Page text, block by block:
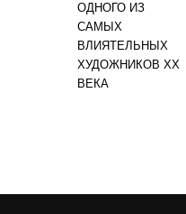
ОДНОГО ИЗ
САМЫХ
ВЛИЯТЕЛЬНЫХ
ХУДОЖНИКОВ XX
ВЕКА